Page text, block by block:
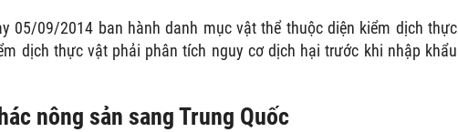
05/09/2014 ban hành danh mục vật thể thuộc diện kiểm dịch thực
dịch thực vật phải phân tích nguy cơ dịch hại trước khi nhập khẩu
nông sản sang Trung Quốc